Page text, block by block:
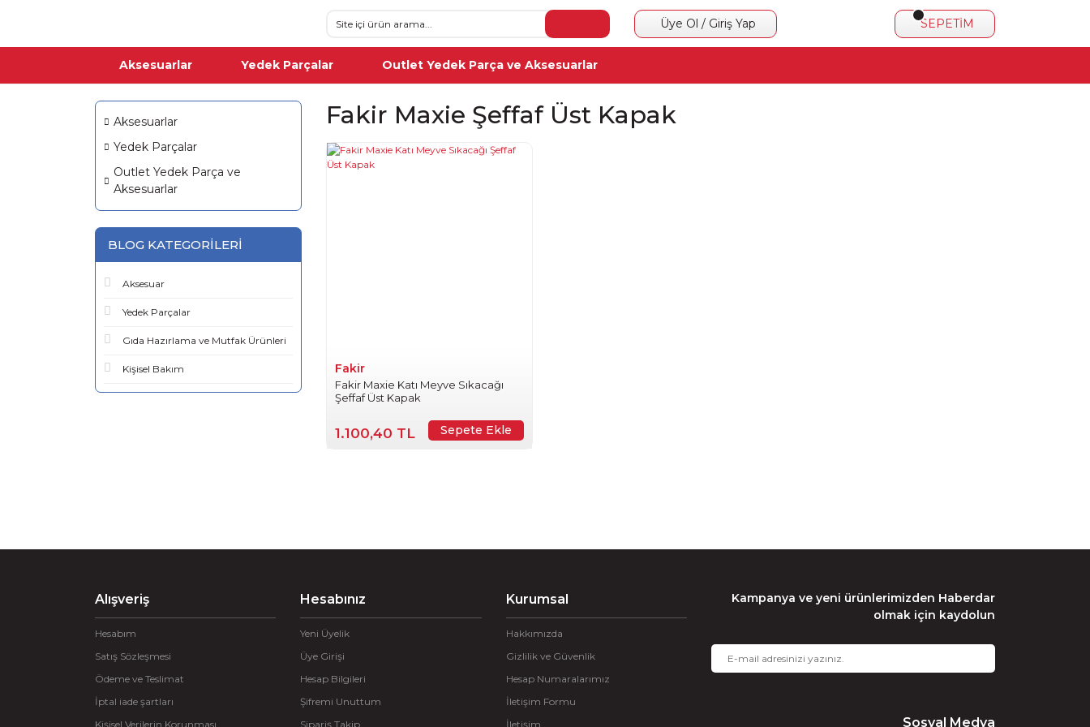
Üye Ol / Giriş Yap SEPETİM
Aksesuarlar Yedek Parçalar Outlet Yedek Parça ve Aksesuarlar
Aksesuarlar
Yedek Parçalar
Outlet Yedek Parça ve
Aksesuarlar
BLOG KATEGORILERI
Aksesuar
Yedek Parçalar
Gıda Hazırlama ve Mutfak Ürünleri
Kişisel Bakım
Fakir Maxie Şeffaf Üst Kapak
Fakir
Fakir Maxie Katı Meyve Sıkacağı
Şeffaf Üst Kapak
1.100,40 TL Sepete Ekle
Alışveriş
Hesabım
Satış Sözleşmesi
Ödeme ve Teslimat
İptal iade şartları
Kişisel Verilerin Korunması
Hesabınız
Yeni Üyelik
Üye Girişi
Hesap Bilgileri
Şifremi Unuttum
Sipariş Takip
Kurumsal
Hakkımızda
Gizlilik ve Güvenlik
Hesap Numaralarımız
İletişim Formu
İletişim
Kampanya ve yeni ürünlerimizden Haberdar
olmak için kaydolun
Sosyal Medya